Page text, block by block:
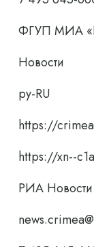
ФГУП МИА
Новости
ру-RU
https://
https://xn--
РИА